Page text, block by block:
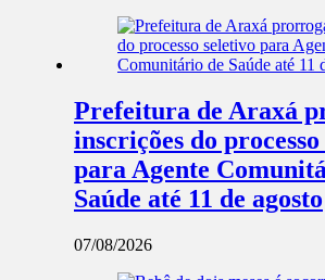
Prefeitura de Araxá
inscrições do
para Agente
Saúde até 11 de agosto
07/08/2026